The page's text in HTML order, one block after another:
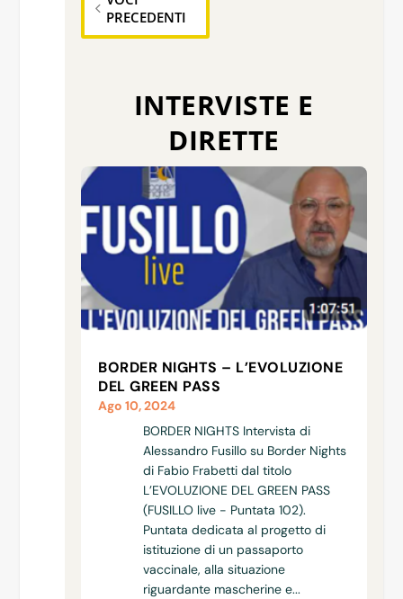
PRECEDENTI
INTERVISTE E
DIRETTE
BORDER NIGHTS – L’EVOLUZIONE
DEL GREEN PASS
Ago 10, 2024
BORDER NIGHTS Intervista di
Alessandro Fusillo su Border Nights
di Fabio Frabetti dal titolo
L’EVOLUZIONE DEL GREEN PASS
(FUSILLO live - Puntata 102).
Puntata dedicata al progetto di
istituzione di un passaporto
vaccinale, alla situazione
riguardante mascherine e...